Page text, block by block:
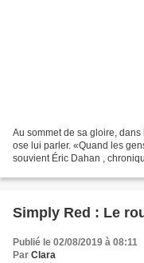
Au sommet de sa gloire,
ose lui parler. «Quand les
souvient Éric Dahan ,
Simply
Publié le 02/08/2019 à 08:11
Par Clara